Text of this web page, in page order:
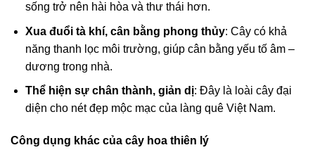
sống trở nên hài hòa và thư thái hơn.
Xua đuổi tà khí, cân bằng phong thủy: Cây có khả
năng thanh lọc môi trường, giúp cân bằng yếu tố âm –
dương trong nhà.
Thể hiện sự chân thành, giản dị: Đây là loài cây đại
diện cho nét đẹp mộc mạc của làng quê Việt Nam.
Công dụng khác của cây hoa thiên lý